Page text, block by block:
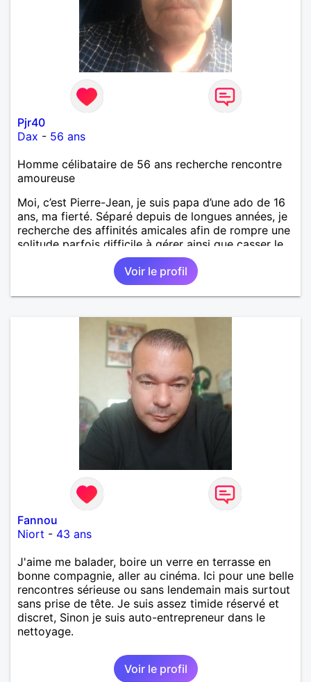
Pjr40
Dax - 56 ans
Homme célibataire de 56 ans recherche rencontre
amoureuse
Moi, c’est Pierre-Jean, je suis papa d’une ado de 16
ans, ma fierté. Séparé depuis de longues années, je
recherche des affinités amicales afin de rompre une
solitude parfois difficile à gérer ainsi que casser le
vague à l’âme. L’amitié reste extrêmement
importante à mes yeux mais peut se décliner en des
sentiments plus puissants. « Le temps fera son
œuvre » disait Arthur Schopenhauer, philosophe
autant être trop locace. Je suis bourré de qualités
avec très peu de défauts. Je suis altruiste,
bienveillant, empathique, attentionné, honnête,
respectueux, doux de caractère et compréhensif : je
laisse « glisser » beaucoup de choses. Mais ne vous
m’éprenez pas Mesdames, si une personne que
j’aime me trahit une fois, il n’y aura pas de seconde
chance et je l’effacerai à « vitam eternam ».
Néanmoins, je suis un tout petit peu maniaque ainsi
homme facile à vivre. À vous si vous le souhaitez,
d’apprendre à me connaître davantage. J’en serai
ravi….A très bientôt je l’espère.
Voir le profil
Fannou
Niort - 43 ans
J'aime me balader, boire un verre en terrasse en
bonne compagnie, aller au cinéma. Ici pour une belle
rencontres sérieuse ou sans lendemain mais surtout
sans prise de tête. Je suis assez timide réservé et
discret, Sinon je suis auto-entrepreneur dans le
nettoyage.
Voir le profil